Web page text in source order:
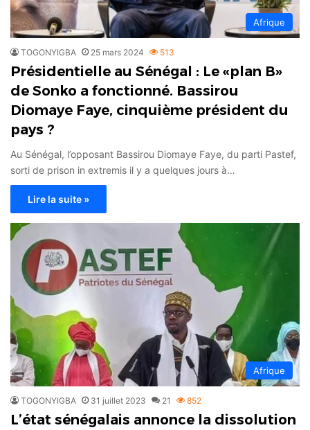
Afrique
TOGONYIGBA 25 mars 2024 513
Présidentielle au Sénégal : Le «plan B»
de Sonko a fonctionné. Bassirou
Diomaye Faye, cinquième président du
pays ?
Au Sénégal, l’opposant Bassirou Diomaye Faye, du parti Pastef,
sorti de prison in extremis il y a quelques jours à…
Lire la suite »
Afrique
TOGONYIGBA 31 juillet 2023 21 852
L’état sénégalais annonce la dissolution